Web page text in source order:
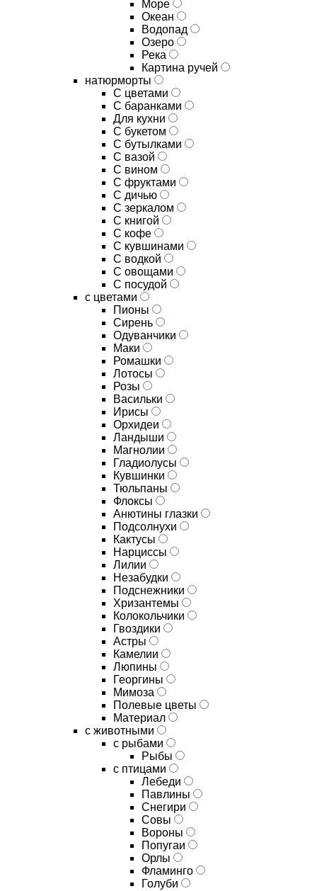
Море
Океан
Водопад
Озеро
Река
Картина ручей
натюрморты
С цветами
С баранками
Для кухни
C букетом
C бутылками
C вазой
C вином
C фруктами
C дичью
C зеркалом
C книгой
C кофе
C кувшинами
C водкой
C овощами
C посудой
с цветами
Пионы
Сирень
Одуванчики
Маки
Ромашки
Лотосы
Розы
Васильки
Ирисы
Орхидеи
Ландыши
Магнолии
Гладиолусы
Кувшинки
Тюльпаны
Флоксы
Анютины глазки
Подсолнухи
Кактусы
Нарциссы
Лилии
Незабудки
Подснежники
Хризантемы
Колокольчики
Гвоздики
Астры
Камелии
Люпины
Георгины
Мимоза
Полевые цветы
Материал
с животными
с рыбами
Рыбы
с птицами
Лебеди
Павлины
Снегири
Совы
Вороны
Попугаи
Орлы
Фламинго
Голуби